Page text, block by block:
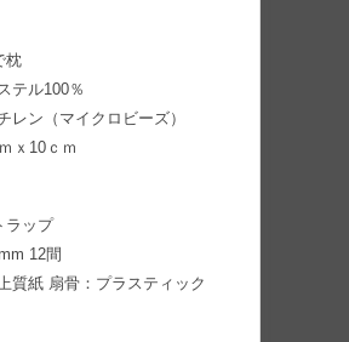
枕
テル100％
レン（マイクロビーズ）
ｘ10ｃｍ
ラップ
12間
質紙 扇骨：プラスティック